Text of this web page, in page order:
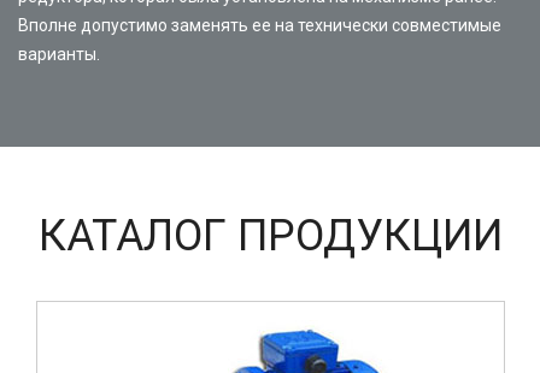
Вполне допустимо заменять ее на технически совместимые
варианты.
КАТАЛОГ ПРОДУКЦИИ